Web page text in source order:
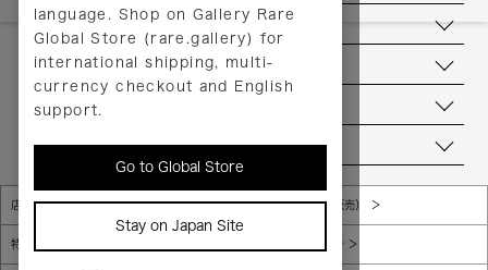
language. Shop on Gallery Rare
Global Store (rare.gallery) for
international shipping, multi-
currency checkout and English
support.
Go to Global Store
Stay on Japan Site
ヘルプ
お問い合わせ
当店について
店舗一覧 販売規約（店頭販売）
特定商取引法に基づく表示 個人情報保護方針